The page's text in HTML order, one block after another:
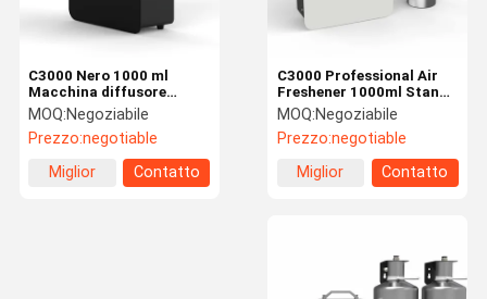
C3000 Professional Air
Freshener 1000ml Stand
Mounted Wall Mounted
Automatic Fragrance
Diffuser
MOQ:Negoziabile
Prezzo:negotiable
Miglior
Contatto
C3000 Nero 1000 ml
Macchina diffusore
profumo olio, Hotel
Lobby Air Freshener
Machine
MOQ:Negoziabile
Prezzo:negotiable
Miglior
Contatto